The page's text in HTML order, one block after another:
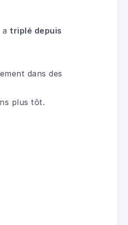
triplé depuis
dans des
plus tôt.